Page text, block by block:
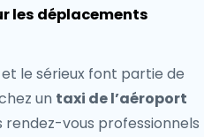
les déplacements
le sérieux font partie de
un taxi de l’aéroport
rendez-vous professionnels